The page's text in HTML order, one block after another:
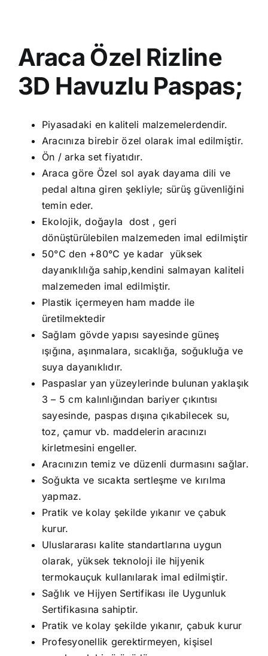
Araca Özel Rizline
3D Havuzlu Paspas;
Piyasadaki en kaliteli malzemelerdendir.
Aracınıza birebir özel olarak imal edilmiştir.
Ön / arka set fiyatıdır.
Araca göre Özel sol ayak dayama dili ve
pedal altına giren şekliyle; sürüş güvenliğini
temin eder.
Ekolojik, doğayla dost , geri
dönüştürülebilen malzemeden imal edilmiştir
50°C den +80°C ye kadar yüksek
dayanıklılığa sahip,kendini salmayan kaliteli
malzemeden imal edilmiştir.
Plastik içermeyen ham madde ile
üretilmektedir
Sağlam gövde yapısı sayesinde güneş
ışığına, aşınmalara, sıcaklığa, soğukluğa ve
suya dayanıklıdır.
Paspaslar yan yüzeylerinde bulunan yaklaşık
3 – 5 cm kalınlığından bariyer çıkıntısı
sayesinde, paspas dışına çıkabilecek su,
toz, çamur vb. maddelerin aracınızı
kirletmesini engeller.
Aracınızın temiz ve düzenli durmasını sağlar.
Soğukta ve sıcakta sertleşme ve kırılma
yapmaz.
Pratik ve kolay şekilde yıkanır ve çabuk
kurur.
Uluslararası kalite standartlarına uygun
olarak, yüksek teknoloji ile hijyenik
termokauçuk kullanılarak imal edilmiştir.
Sağlık ve Hijyen Sertifikası ile Uygunluk
Sertifikasına sahiptir.
Pratik ve kolay şekilde yıkanır, çabuk kurur
Profesyonellik gerektirmeyen, kişisel